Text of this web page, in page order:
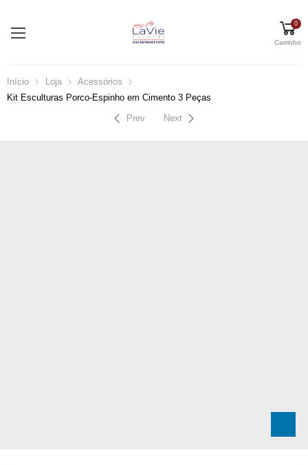
0
Carrinho
Início Loja
Acessórios
Kit Esculturas Porco-Espinho em Cimento 3 Peças
Prev Next